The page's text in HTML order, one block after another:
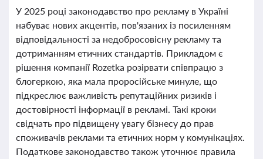
У 2025 році законодавство про рекламу в Україні
набуває нових акцентів, пов'язаних із посиленням
відповідальності за недобросовісну рекламу та
дотриманням етичних стандартів. Прикладом є
рішення компанії Rozetka розірвати співпрацю з
блогеркою, яка мала проросійське минуле, що
підкреслює важливість репутаційних ризиків і
достовірності інформації в рекламі. Такі кроки
свідчать про підвищену увагу бізнесу до прав
споживачів реклами та етичних норм у комунікаціях.
Податкове законодавство також уточнює правила